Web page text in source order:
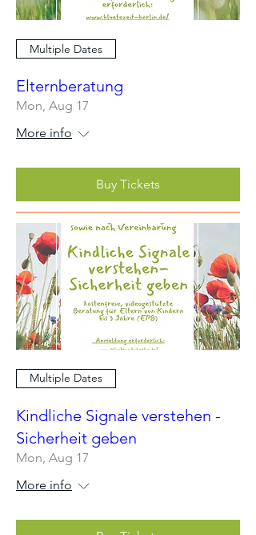
Multiple Dates
Elternberatung
Mon, Aug 17
More info
Buy Tickets
Multiple Dates
Kindliche Signale verstehen -
Sicherheit geben
Mon, Aug 17
More info